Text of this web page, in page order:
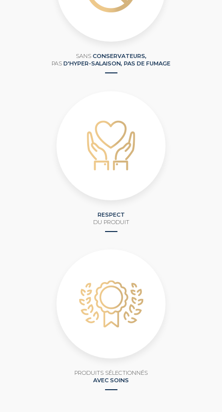
SANS CONSERVATEURS,
PAS D'HYPER-SALAISON, PAS DE FUMAGE
RESPECT
DU PRODUIT
PRODUITS SÉLECTIONNÉS
AVEC SOINS